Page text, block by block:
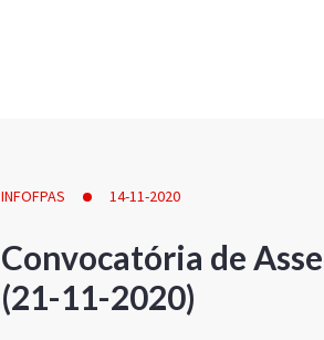
INFOFPAS 14-11-2020
Convocatória de
(21-11-2020)